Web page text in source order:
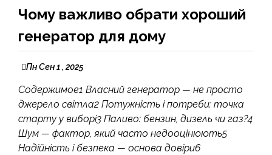
Чому важливо обрати хороший
генератор для дому
Пн Сен 1 , 2025
Содержимое1 Власний генератор — не просто
джерело світла2 Потужність і потреби: точка
старту у виборі3 Паливо: бензин, дизель чи газ?4
Шум — фактор, який часто недооцінюють5
Надійність і безпека — основа довіри6